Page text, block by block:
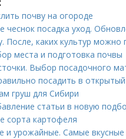
почву на огороде
посадка уход.
После, каких культур можно
места и подготовка почвы
Выбор посадочного
посадить в открытый
груш для Сибири
статьи в новую
сорта картофеля
и урожайные. Самые